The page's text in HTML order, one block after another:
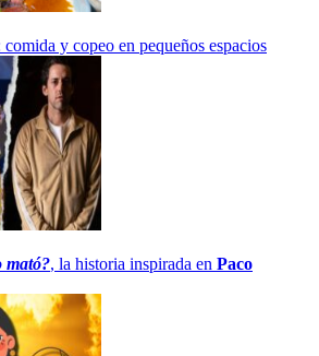
comida y copeo en pequeños espacios
mató?, la historia inspirada en Paco